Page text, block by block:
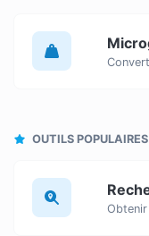
OUTILS POPULAIRES